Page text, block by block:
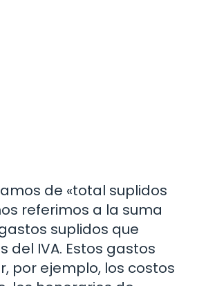
de «total suplidos
referimos a la suma
suplidos que
del IVA. Estos gastos
por ejemplo, los costos